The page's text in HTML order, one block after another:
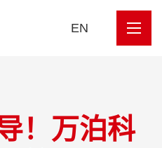
EN
！万泊科